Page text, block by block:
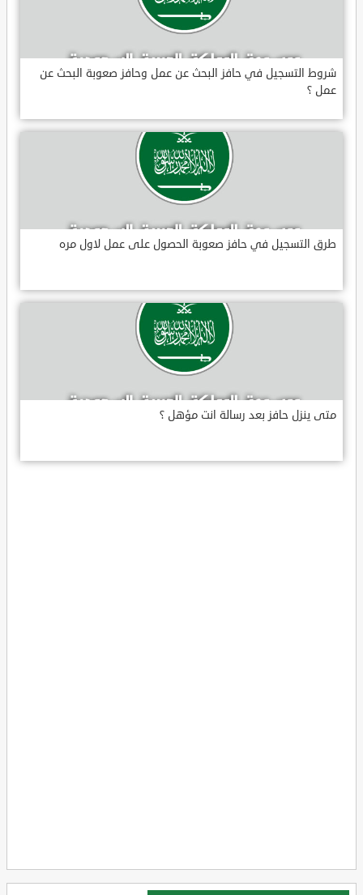
شروط التسجيل في حافز البحث عن عمل وحافز صعوبة البحث عن
عمل ؟
طرق التسجيل في حافز صعوبة الحصول على عمل لاول مره
متى ينزل حافز بعد رسالة انت مؤهل ؟